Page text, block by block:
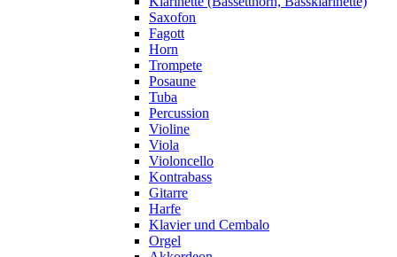
Saxofon
Fagott
Horn
Trompete
Posaune
Tuba
Percussion
Violine
Viola
Violoncello
Kontrabass
Gitarre
Harfe
Klavier und Cembalo
Orgel